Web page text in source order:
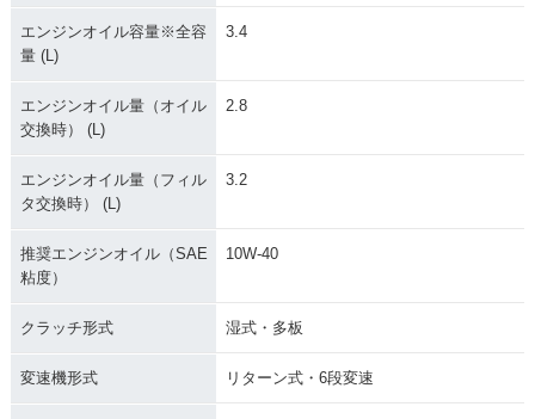
エンジンオイル容量※全容
量 (L)
3.4
エンジンオイル量（オイル
交換時） (L)
2.8
エンジンオイル量（フィル
タ交換時） (L)
3.2
推奨エンジンオイル（SAE
粘度）
10W-40
クラッチ形式 湿式・多板
変速機形式 リターン式・6段変速